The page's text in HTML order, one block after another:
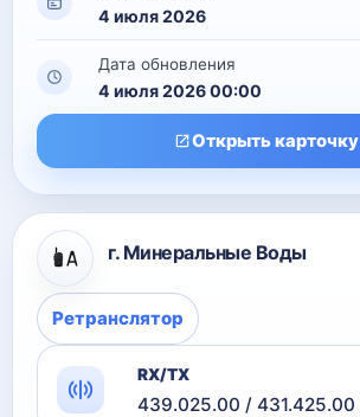
4 июля 2026
Дата обновления
4 июля 2026 00:00
Открыть карточку
г. Минеральные Воды
Ретранслятор
RX/TX
439.025.00 / 431.425.00